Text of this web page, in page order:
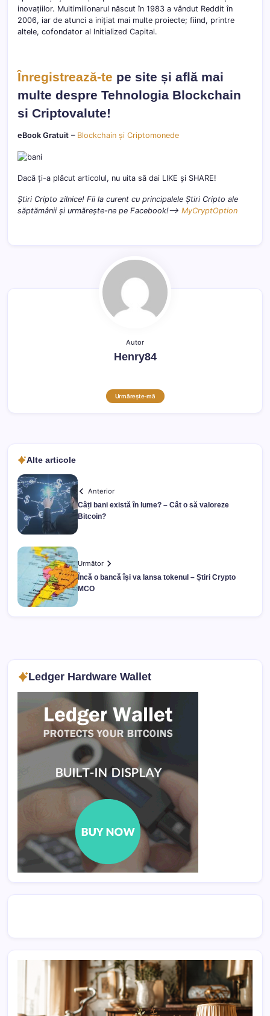
inovațiilor. Multimilionarul născut în 1983 a vândut Reddit în
2006, iar de atunci a inițiat mai multe proiecte; fiind, printre
altele, cofondator al Initialized Capital.
Înregistrează-te pe site și află mai
multe despre Tehnologia Blockchain
si Criptovalute!
eBook Gratuit – Blockchain și Criptomonede
Dacă ți-a plăcut articolul, nu uita să dai LIKE și SHARE!
Știri Cripto zilnice! Fii la curent cu principalele Știri Cripto ale
săptămânii și urmărește-ne pe Facebook!–> MyCryptOption
Autor
Henry84
Urmărește-mă
Alte articole
Anterior
Câți bani există în lume? – Cât o să valoreze
Bitcoin?
Următor
Încă o bancă își va lansa tokenul – Știri Crypto
MCO
Ledger Hardware Wallet